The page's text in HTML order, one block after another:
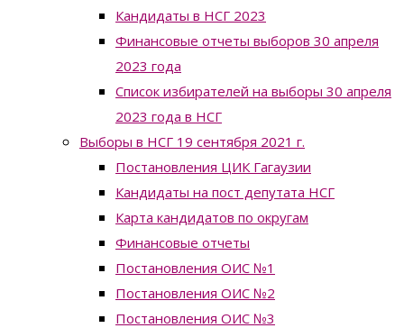
Кандидаты в НСГ 2023
Финансовые отчеты выборов 30 апреля
2023 года
Список избирателей на выборы 30 апреля
2023 года в НСГ
Выборы в НСГ 19 сентября 2021 г.
Постановления ЦИК Гагаузии
Кандидаты на пост депутата НСГ
Карта кандидатов по округам
Финансовые отчеты
Постановления ОИС №1
Постановления ОИС №2
Постановления ОИС №3